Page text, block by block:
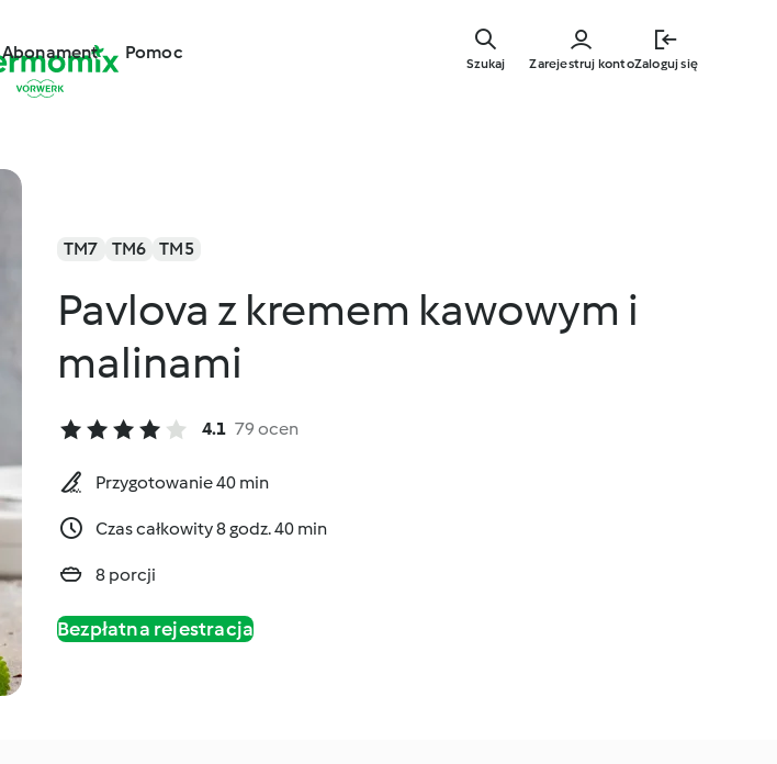
głównej
Abonament Pomoc
Zarejestruj kontoZaloguj się
Szukaj
TM7 TM6 TM5
Pavlova z kremem kawowym i
malinami
4.1 79 ocen
Przygotowanie 40 min
Czas całkowity 8 godz. 40 min
8 porcji
Bezpłatna rejestracja